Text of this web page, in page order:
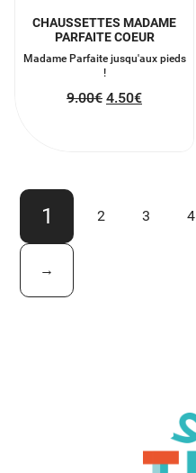
CHAUSSETTES MADAME
PARFAITE COEUR
Madame Parfaite jusqu'aux pieds
!
9.00€ 4.50€
1 2 3 4
→